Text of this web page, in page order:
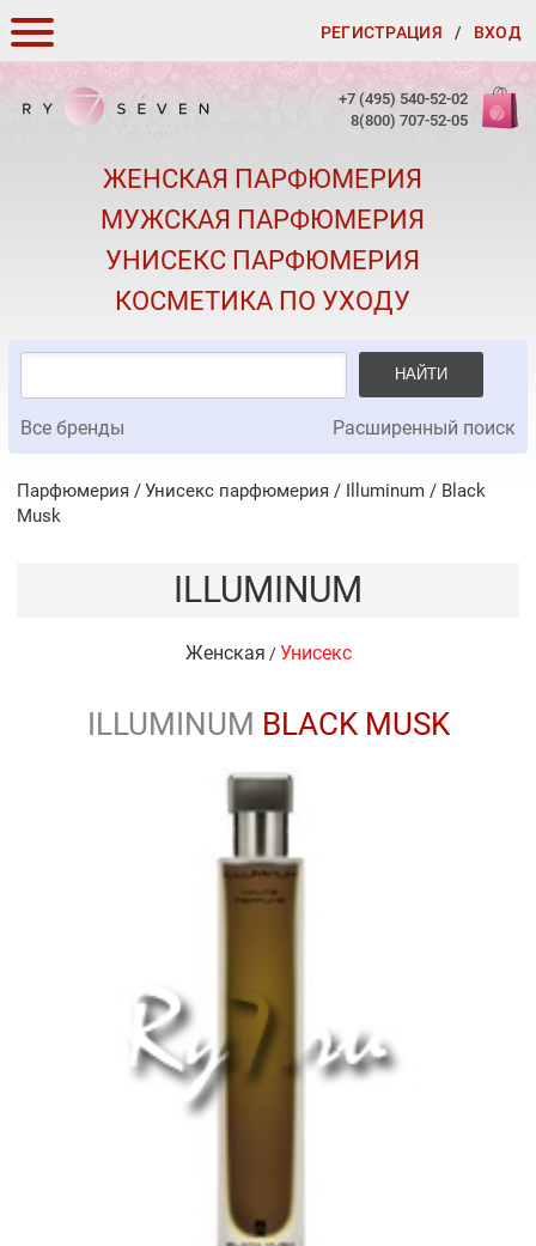
РЕГИСТРАЦИЯ / ВХОД
КАК ЗАКАЗАТЬ
СКИДКИ
КОНТАКТЫ
О КАЧЕСТВЕ
ПОДАРКИ К ЗАКАЗАМ
+7 (495) 540-52-02
8(800) 707-52-05
ЖЕНСКАЯ ПАРФЮМЕРИЯ
МУЖСКАЯ ПАРФЮМЕРИЯ
УНИСЕКС ПАРФЮМЕРИЯ
КОСМЕТИКА ПО УХОДУ
НАЙТИ
Все бренды Расширенный поиск
Парфюмерия Унисекс парфюмерия / Illuminum / Black
Musk
ILLUMINUM
Женская /Унисекс
ILLUMINUM BLACK MUSK